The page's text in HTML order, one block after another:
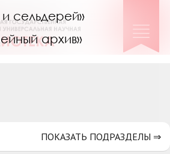
и сельдерей»
архив»
ПОКАЗАТЬ ПОДРАЗДЕЛЫ ⇒